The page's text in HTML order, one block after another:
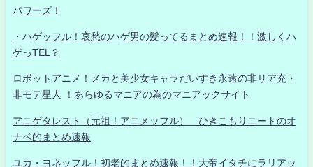
パワーズ！
・ハゲッフル！哀愁のハゲ男の髪ってるまとめ速報！！激しくハ
ゲっTEL？
ロボットアニメ！メカと美少女キャラだいすき永遠の非リア充・
非モテ星人 ！あらゆるマニアの為のマニアックサイト
アニゲタレスト（元祖！アニメッフル） ひきこもりニートのオ
ナベ的まとめ速報
ユカ・ヨネッフル！初老的まとめ速報！！大帝イタチにラリアッ